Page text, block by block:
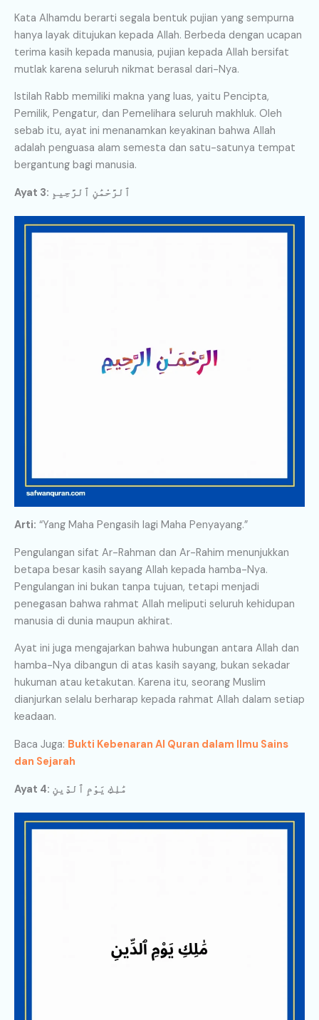
Kata Alhamdu berarti segala bentuk pujian yang sempurna
hanya layak ditujukan kepada Allah. Berbeda dengan ucapan
terima kasih kepada manusia, pujian kepada Allah bersifat
mutlak karena seluruh nikmat berasal dari-Nya.
Istilah Rabb memiliki makna yang luas, yaitu Pencipta,
Pemilik, Pengatur, dan Pemelihara seluruh makhluk. Oleh
sebab itu, ayat ini menanamkan keyakinan bahwa Allah
adalah penguasa alam semesta dan satu-satunya tempat
bergantung bagi manusia.
Ayat 3: ٱلرَّحْمَٰنِ ٱلرَّحِيمِ
Arti: “Yang Maha Pengasih lagi Maha Penyayang.”
Pengulangan sifat Ar-Rahman dan Ar-Rahim menunjukkan
betapa besar kasih sayang Allah kepada hamba-Nya.
Pengulangan ini bukan tanpa tujuan, tetapi menjadi
penegasan bahwa rahmat Allah meliputi seluruh kehidupan
manusia di dunia maupun akhirat.
Ayat ini juga mengajarkan bahwa hubungan antara Allah dan
hamba-Nya dibangun di atas kasih sayang, bukan sekadar
hukuman atau ketakutan. Karena itu, seorang Muslim
dianjurkan selalu berharap kepada rahmat Allah dalam setiap
keadaan.
Baca Juga: Bukti Kebenaran Al Quran dalam Ilmu Sains
dan Sejarah
Ayat 4: مَٰلِكِ يَوْمِ ٱلدِّينِ